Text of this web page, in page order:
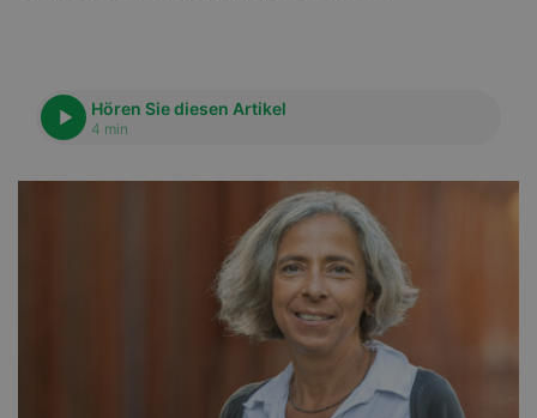
Hören Sie diesen Artikel
4 min